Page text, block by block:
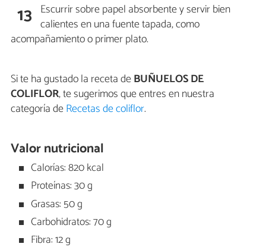
13 Escurrir sobre papel absorbente y servir bien
calientes en una fuente tapada, como
acompañamiento o primer plato.
Si te ha gustado la receta deBUÑUELOS DE
COLIFLOR, te sugerimos que entres en nuestra
categoría deRecetas de coliflor.
Valor nutricional
Calorías: 820 kcal
Proteínas: 30 g
Grasas: 50 g
Carbohidratos: 70 g
Fibra: 12 g